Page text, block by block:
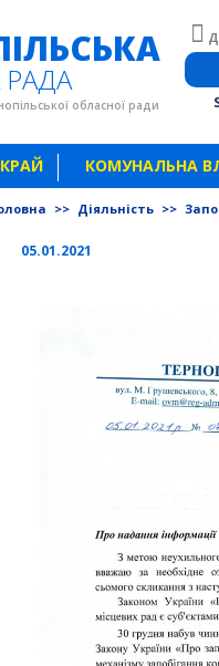
обласної ради
КОМУНАЛЬНА
>> Діяльність >>
05.01.2021